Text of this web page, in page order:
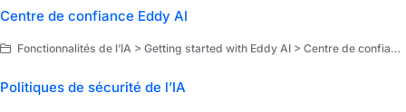
Centre de confiance Eddy AI
Fonctionnalités de l’IA > Getting started with Eddy AI > Centre de confiance Eddy AI
Politiques de sécurité de l’IA